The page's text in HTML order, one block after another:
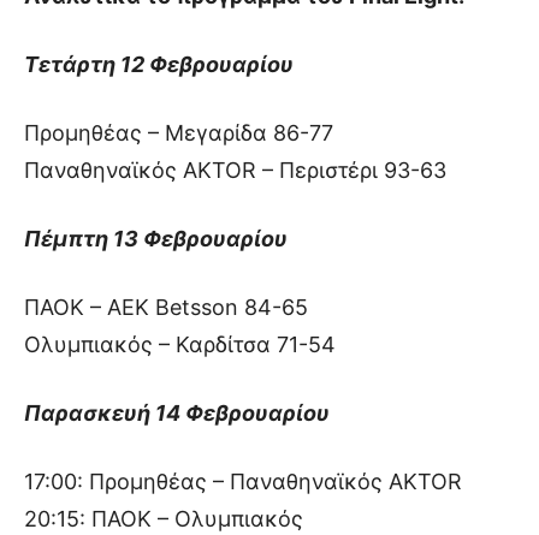
Τετάρτη 12 Φεβρουαρίου
Προμηθέας – Μεγαρίδα 86-77
Παναθηναϊκός AKTOR – Περιστέρι 93-63
Πέμπτη 13 Φεβρουαρίου
ΠΑΟΚ – ΑΕΚ Betsson 84-65
Ολυμπιακός – Καρδίτσα 71-54
Παρασκευή 14 Φεβρουαρίου
17:00: Προμηθέας – Παναθηναϊκός AKTOR
20:15: ΠΑΟΚ – Ολυμπιακός